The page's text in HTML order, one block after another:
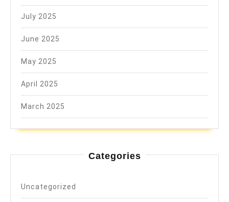
July 2025
June 2025
May 2025
April 2025
March 2025
Categories
Uncategorized